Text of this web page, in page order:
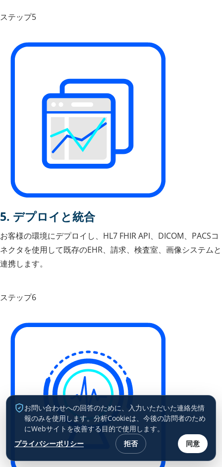
ステップ5
5. デプロイと統合
お客様の環境にデプロイし、HL7 FHIR API、DICOM、PACSコ
ネクタを使用して既存のEHR、請求、検査室、画像システムと
連携します。
ステップ6
お問い合わせへの回答のために、入力いただいた連絡先情
報のみを使用します。分析Cookieは、今後の訪問者のため
にWebサイトを改善する目的で使用します。
プライバシーポリシー
拒否 同意